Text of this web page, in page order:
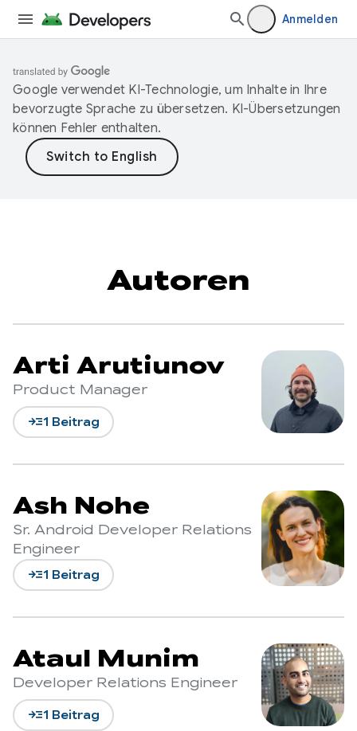
Anmelden
Google verwendet KI-Technologie, um Inhalte in Ihre
bevorzugte Sprache zu übersetzen. KI-Übersetzungen
können Fehler enthalten.
Autoren
Arti Arutiunov
Product Manager
read_more1 Beitrag
Ash Nohe
Sr. Android Developer Relations
Engineer
read_more1 Beitrag
Ataul Munim
Developer Relations Engineer
read_more1 Beitrag